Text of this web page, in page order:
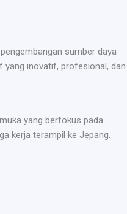
sumber daya
yang inovatif, profesional, dan
yang berfokus pada
kerja terampil ke Jepang.